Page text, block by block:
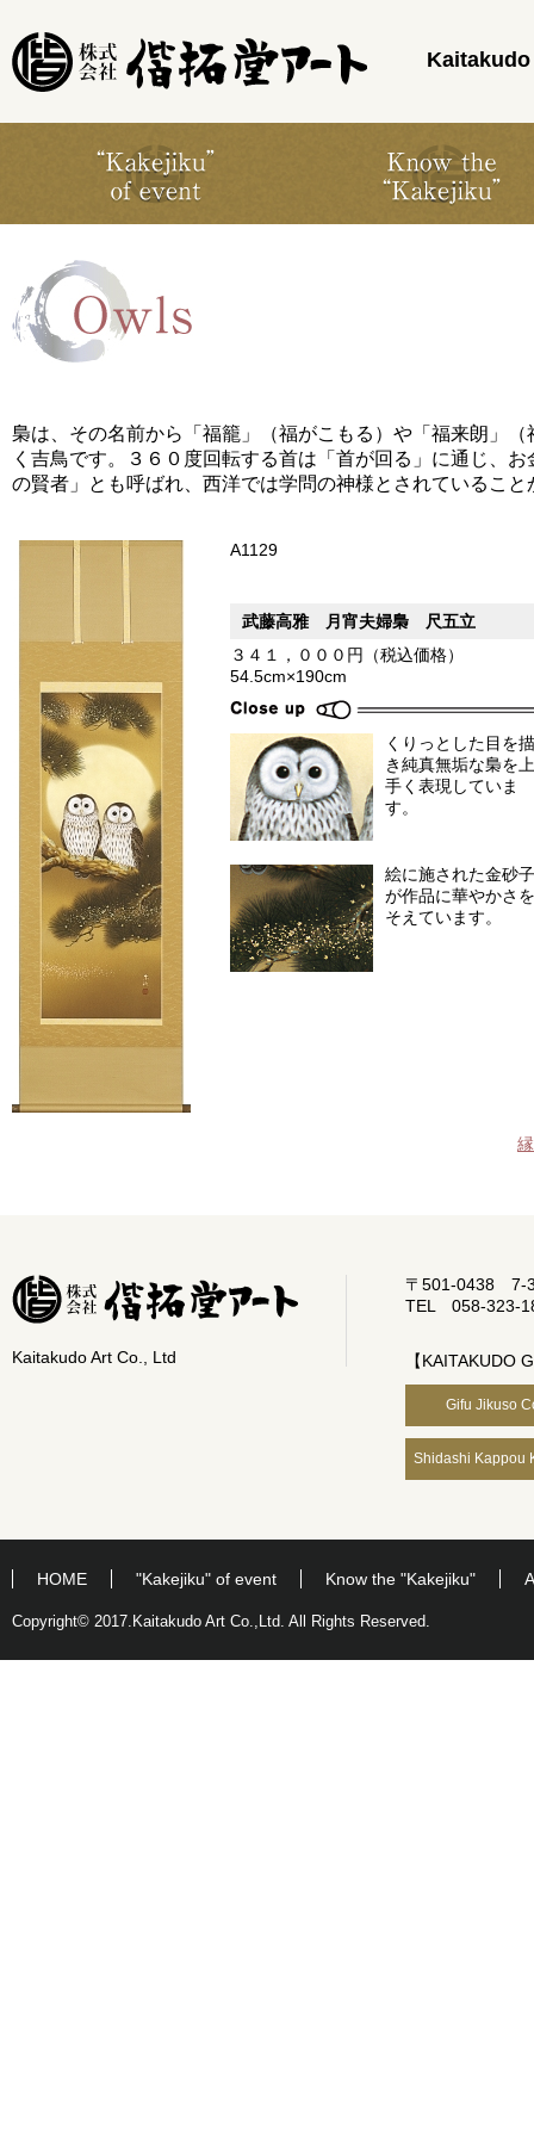
梟は、その名前から「福籠」（福がこもる）や「福来朗」
く吉鳥です。３６０度回転する首は「首が回る」に通じ、
の賢者」とも呼ばれ、西洋では学問の神様とされているこ
A1129
武藤高雅 月宵夫婦梟 尺五立
３４１，０００円（税込価格）
54.5cm×190cm
くりっとした目を描
き純真無垢な梟を上
手く表現していま
す。
絵に施された金砂子
が作品に華やかさを
そえています。
Kaitakudo Art Co., Ltd
〒501-0438 7-
TEL 058-323-
【KAITAKUDO
Gifu Jikuso
Shidashi Kappou
HOME "Kakejiku" of event Know the "Kakejiku"
Copyright© 2017.Kaitakudo Art Co.,Ltd. All Rights Reserved.